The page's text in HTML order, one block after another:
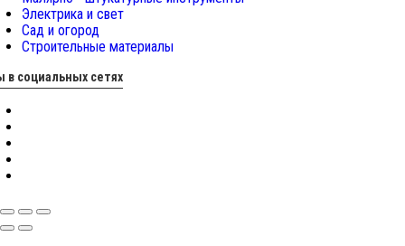
Электрика и свет
Сад и огород
Строительные материалы
в социальных сетях